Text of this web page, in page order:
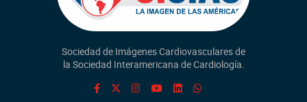
Sociedad de Imágenes Cardiovasculares de
la Sociedad Interamericana de Cardiología.